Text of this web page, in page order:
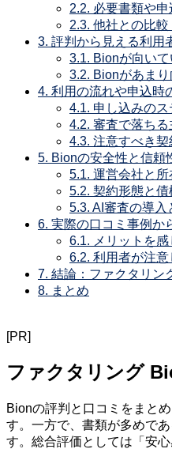
2.2. 必要書類や申
2.3. 他社との比
3. 評判から見える利用
3.1. Bionが向い
3.2. Bionがあま
4. 利用の流れや申込時
4.1. 申し込みのス
4.2. 審査で落ちる
4.3. 注意すべき契
5. Bionの安全性と信頼
5.1. 運営会社と
5.2. 契約形態と債
5.3. AI審査の導入
6. 実際の口コミ事例か
6.1. メリットを
6.2. 利用者が注意
7. 結論：ファクタリン
8. まとめ
[PR]
ファクタリング
Bionの評判と口コミをまと
す。一方で、書類が多めで
す。総合評価としては「安